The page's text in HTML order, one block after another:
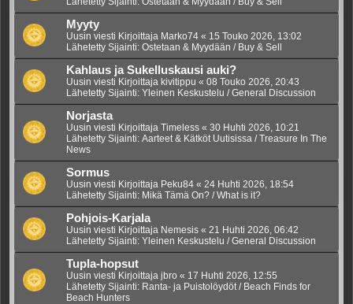
Myyty
Uusin viesti Kirjoittaja Marko74 « 15 Touko 2026, 13:02
Lähetetty Sijainti: Ostetaan & Myydään / Buy & Sell
Kahlaus ja Sukelluskausi auki?
Uusin viesti Kirjoittaja kivitippu « 08 Touko 2026, 20:43
Lähetetty Sijainti: Yleinen Keskustelu / General Discussion
Norjasta
Uusin viesti Kirjoittaja Timeless « 30 Huhti 2026, 10:21
Lähetetty Sijainti: Aarteet & Kätköt Uutisissa / Treasure In The
News
Sormus
Uusin viesti Kirjoittaja Peku84 « 24 Huhti 2026, 18:54
Lähetetty Sijainti: Mikä Tämä On? / What is it?
Pohjois-Karjala
Uusin viesti Kirjoittaja Nemesis « 21 Huhti 2026, 06:42
Lähetetty Sijainti: Yleinen Keskustelu / General Discussion
Tupla-hopsut
Uusin viesti Kirjoittaja jbro « 17 Huhti 2026, 12:55
Lähetetty Sijainti: Ranta- ja Puistolöydöt / Beach Finds for
Beach Hunters